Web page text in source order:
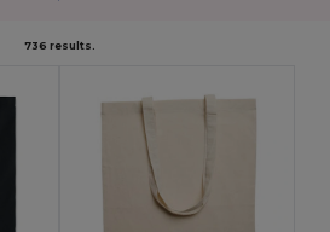
736 results.